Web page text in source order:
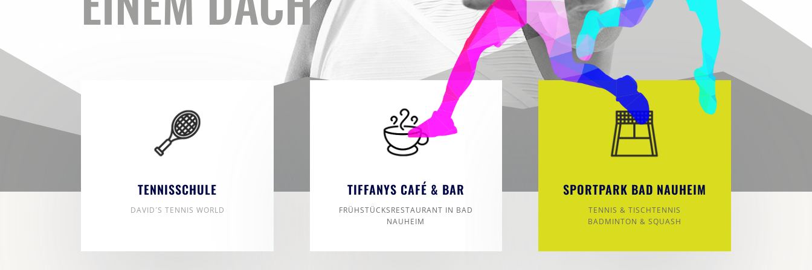
TENNISSCHULE
DAVID´S TENNIS WORLD
TIFFANYS CAFÉ & BAR
FRÜHSTÜCKSRESTAURANT IN BAD
NAUHEIM
SPORTPARK BAD NAUHEIM
TENNIS & TISCHTENNIS
BADMINTON & SQUASH